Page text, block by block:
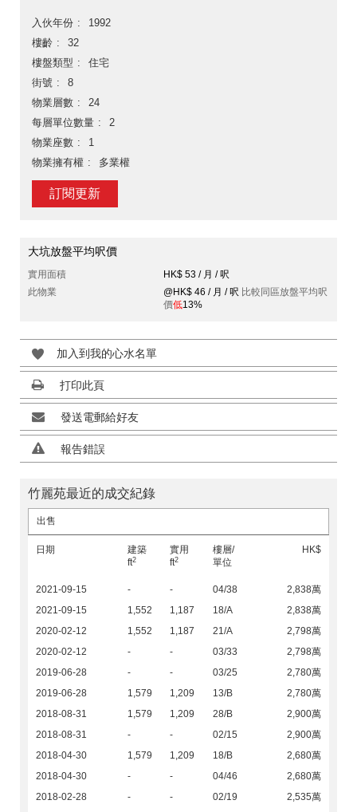
入伙年份
1992
樓齡
32
樓盤類型
住宅
街號
8
物業層數
24
每層單位數量
2
物業座數
1
物業擁有權
多業權
訂閱更新
大坑放盤平均呎價
實用面積
HK$ 53 / 月 / 呎
此物業
@HK$ 46 / 月 / 呎 比較同區放盤平均呎
價低13%
加入到我的心水名單
打印此頁
發送電郵給好友
報告錯誤
竹麗苑最近的成交紀錄
出售
日期
建築
ft2
實用
ft2
樓層/
單位
HK$
2021-09-15 - - 04/38
2,838萬
2021-09-15
1,552 1,187 18/A
2,838萬
2020-02-12
1,552 1,187 21/A
2,798萬
2020-02-12
- - 03/33
2,798萬
2019-06-28
- - 03/25
2,780萬
2019-06-28
1,579 1,209 13/B
2,780萬
2018-08-31
1,579 1,209 28/B
2,900萬
2018-08-31
- - 02/15
2,900萬
2018-04-30
1,579 1,209 18/B
2,680萬
2018-04-30
- - 04/46
2,680萬
2018-02-28
- - 02/19 2,535萬